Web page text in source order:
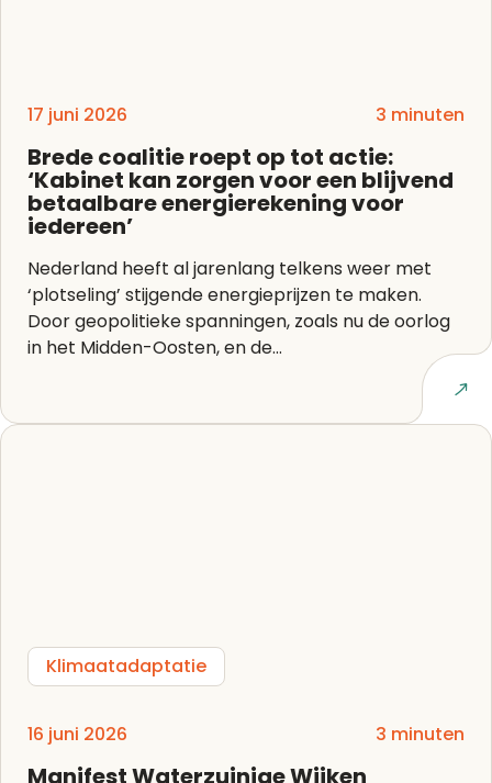
17 juni 2026 3 minuten
Brede coalitie roept op tot actie:
‘Kabinet kan zorgen voor een blijvend
betaalbare energierekening voor
iedereen’
Nederland heeft al jarenlang telkens weer met
‘plotseling’ stijgende energieprijzen te maken.
Door geopolitieke spanningen, zoals nu de oorlog
in het Midden-Oosten, en de...
Lees artikel
Klimaatadaptatie
16 juni 2026 3 minuten
Manifest Waterzuinige Wijken